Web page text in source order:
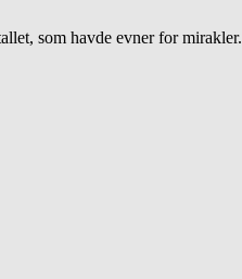
som havde evner for mirakler.